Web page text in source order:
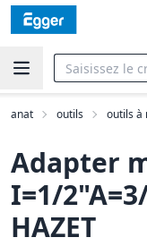
outils outils à
Adapter
I=1/
HAZET